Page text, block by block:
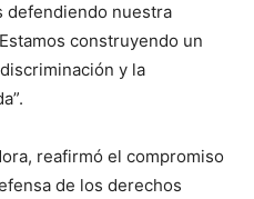
defendiendo nuestra
construyendo un
y la
reafirmó el compromiso
de los derechos